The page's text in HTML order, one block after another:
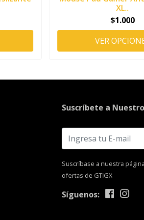
XL..
$1.000
VER
Suscríbete a
Suscríbase a nuestra
ofertas de GTIGX
Síguenos: